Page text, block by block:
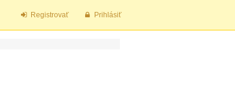
Registrovať Prihlásiť